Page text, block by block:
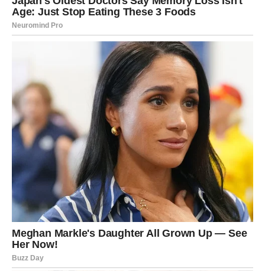
Pred vama su iskreni razgovori, više razumijevanja i
osjećaj da partner konačno vidi koliko ste se trudili oko
Jedna osoba iz prošlosti mogla bi
vas potpuno zbuniti